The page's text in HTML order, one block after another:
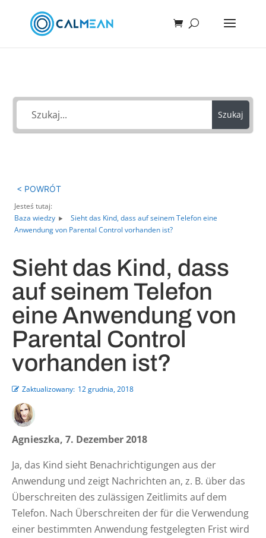
Szukaj
< POWRÓT
Jesteś tutaj:
Baza wiedzy
Sieht das Kind, dass auf seinem Telefon eine
Anwendung von Parental Control vorhanden ist?
Sieht das Kind, dass
auf seinem Telefon
eine Anwendung von
Parental Control
vorhanden ist?
Zaktualizowany: 12 grudnia, 2018
Agnieszka, 7. Dezember 2018
Ja, das Kind sieht Benachrichtigungen aus der
Anwendung und zeigt Nachrichten an, z. B. über das
Überschreiten des zulässigen Zeitlimits auf dem
Telefon. Nach Überschreiten der für die Verwendung
einer bestimmten Anwendung festgelegten Frist wird